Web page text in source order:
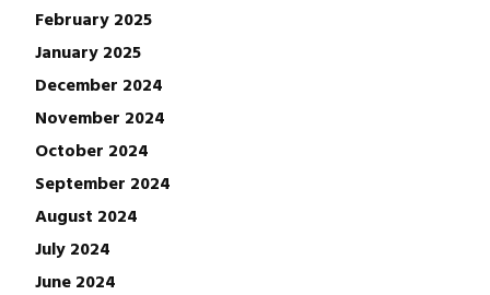
February 2025
January 2025
December 2024
November 2024
October 2024
September 2024
August 2024
July 2024
June 2024